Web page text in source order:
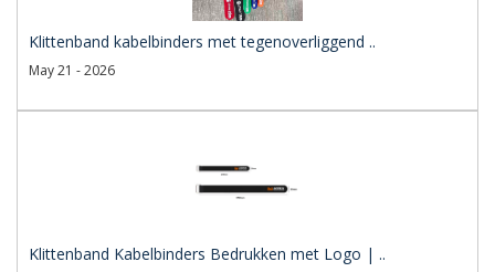
Klittenband kabelbinders met tegenoverliggend ..
May 21 - 2026
Klittenband Kabelbinders Bedrukken met Logo | ..